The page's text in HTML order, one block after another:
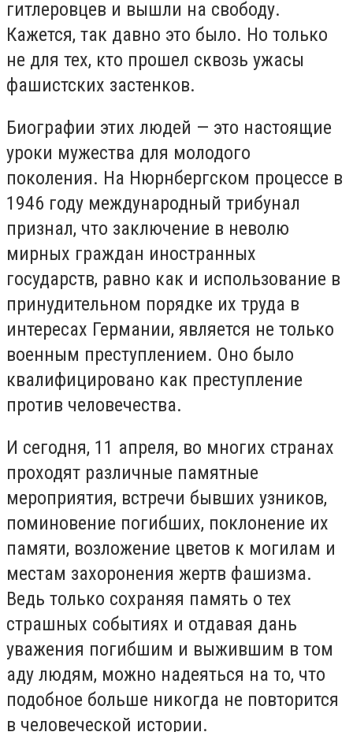
гитлеровцев и вышли на свободу.
Кажется, так давно это было. Но только
не для тех, кто прошел сквозь ужасы
фашистских застенков.
Биографии этих людей — это настоящие
уроки мужества для молодого
поколения. На Нюрнбергском процессе в
1946 году международный трибунал
признал, что заключение в неволю
мирных граждан иностранных
государств, равно как и использование в
принудительном порядке их труда в
интересах Германии, является не только
военным преступлением. Оно было
квалифицировано как преступление
против человечества.
И сегодня, 11 апреля, во многих странах
проходят различные памятные
мероприятия, встречи бывших узников,
поминовение погибших, поклонение их
памяти, возложение цветов к могилам и
местам захоронения жертв фашизма.
Ведь только сохраняя память о тех
страшных событиях и отдавая дань
уважения погибшим и выжившим в том
аду людям, можно надеяться на то, что
подобное больше никогда не повторится
в человеческой истории.